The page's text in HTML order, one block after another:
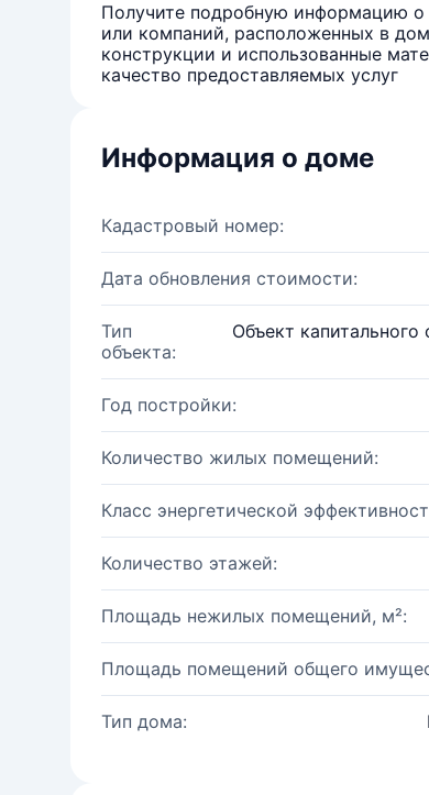
Получите подробную информацию о
или компаний, расположенных в
конструкции и использованные
качество предоставляемых услуг
Информация о доме
Кадастровый номер:
Дата обновления стоимости:
Тип
объекта:
Объект капитального
Год постройки:
Количество жилых помещений:
Класс энергетической
Количество этажей:
Площадь нежилых помещений, м²:
Площадь помещений общего
Тип дома: